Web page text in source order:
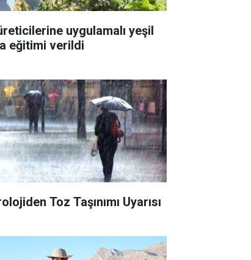
uygulamalı yeşil
eğitimi verildi
Toz Taşınımı Uyarısı